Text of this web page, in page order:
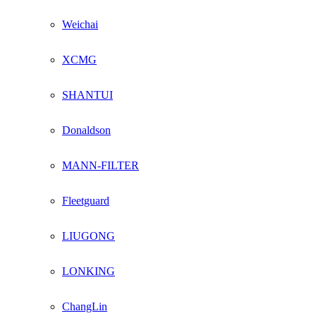
Weichai
XCMG
SHANTUI
Donaldson
MANN-FILTER
Fleetguard
LIUGONG
LONKING
ChangLin